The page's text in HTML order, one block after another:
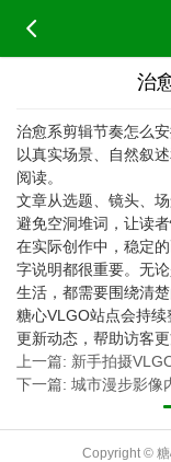

治
治愈系剪辑节奏怎么
以真实场景、自然叙
阅读。
文章从选题、镜头、
避免空洞堆词，让读
在实际创作中，稳定
字说明都很重要。无
生活，都需要围绕清楚
糖心VLGO站点会持
更新动态，帮助访客
上一篇: 新手拍摄
下一篇: 城市漫步影像
Copyright © 糖